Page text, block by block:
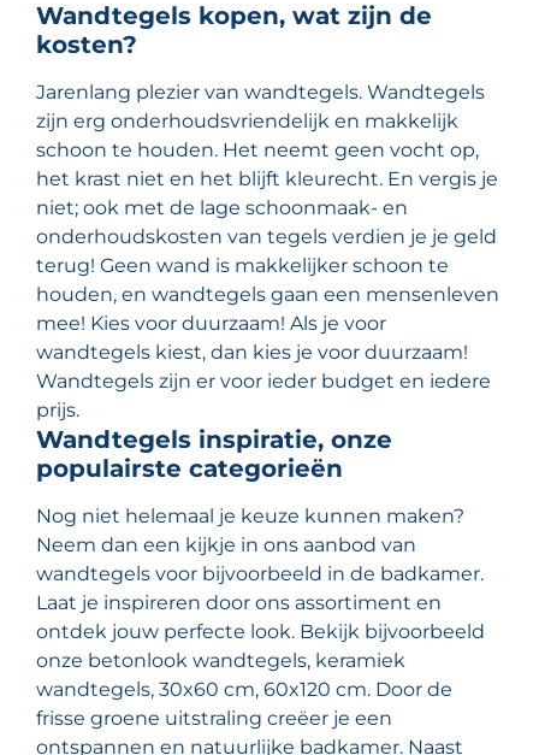
Wandtegels kopen, wat zijn de
kosten?
Jarenlang plezier van wandtegels. Wandtegels
zijn erg onderhoudsvriendelijk en makkelijk
schoon te houden. Het neemt geen vocht op,
het krast niet en het blijft kleurecht. En vergis je
niet; ook met de lage schoonmaak- en
onderhoudskosten van tegels verdien je je geld
terug! Geen wand is makkelijker schoon te
houden, en wandtegels gaan een mensenleven
mee! Kies voor duurzaam! Als je voor
wandtegels kiest, dan kies je voor duurzaam!
Wandtegels zijn er voor ieder budget en iedere
prijs.
Wandtegels inspiratie, onze
populairste categorieën
Nog niet helemaal je keuze kunnen maken?
Neem dan een kijkje in ons aanbod van
wandtegels voor bijvoorbeeld in de badkamer.
Laat je inspireren door ons assortiment en
ontdek jouw perfecte look. Bekijk bijvoorbeeld
onze betonlook wandtegels, keramiek
wandtegels, 30x60 cm, 60x120 cm. Door de
frisse groene uitstraling creëer je een
ontspannen en natuurlijke badkamer. Naast